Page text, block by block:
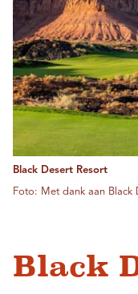
Black Desert Resort
Foto: Met dank aan Black
Black